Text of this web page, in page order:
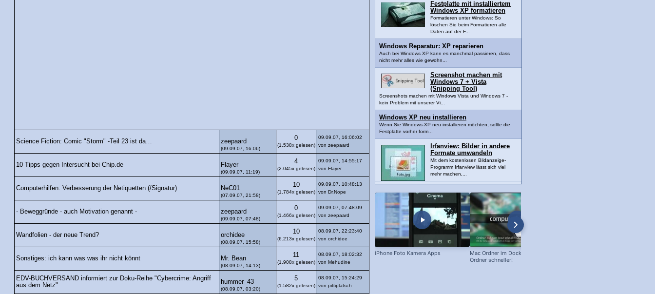
Science Fiction: Comic "Storm" -Teil 23 ist da… zeepaard
(09.09.07, 16:06)
0
(1.538x gelesen)
09.09.07, 16:06:02
von zeepaard
10 Tipps gegen Intersucht bei Chip.de Flayer
(09.09.07, 11:19)
4
(2.045x gelesen)
09.09.07, 14:55:17
von Flayer
Computerhilfen: Verbesserung der Netiquetten (/Signatur) NeC01
(07.09.07, 21:58)
10
(1.784x gelesen)
09.09.07, 10:48:13
von Dr.Nope
- Beweggründe - auch Motivation genannt - zeepaard
(09.09.07, 07:48)
0
(1.466x gelesen)
09.09.07, 07:48:09
von zeepaard
Wandfolien - der neue Trend? orchidee
(08.09.07, 15:58)
10
(6.213x gelesen)
08.09.07, 22:23:40
von orchidee
Sonstiges: ich kann was was ihr nicht könnt Mr. Bean
(08.09.07, 14:13)
11
(1.908x gelesen)
08.09.07, 18:02:32
von Mehudine
EDV-BUCHVERSAND informiert zur Doku-Reihe "Cybercrime: Angriff
aus dem Netz"
hummer_43
(08.09.07, 03:20)
5
(1.582x gelesen)
08.09.07, 15:24:29
von pittiplatsch
Festplatte mit installiertem
Windows XP formatieren
Formatieren unter Windows: So
löschen Sie beim Formatieren alle
Daten auf der F...
Windows Reparatur: XP reparieren
Auch bei Windows XP kann es manchmal passieren, dass
nicht mehr alles wie gewohn...
Screenshot machen mit
Windows 7 + Vista
(Snipping Tool)
Screenshots machen mit Windows Vista und Windows 7 -
kein Problem mit unserer Vi...
Windows XP neu installieren
Wenn Sie Windows-XP neu installieren möchten, sollte die
Festplatte vorher form...
Irfanview: Bilder in andere
Formate umwandeln
Mit dem kostenlosen Bildanzeige-
Programm Irfanview lässt sich viel
mehr machen,...
iPhone Foto Kamera Apps
Mac Ordner im Dock: So findet man
Ordner schneller!